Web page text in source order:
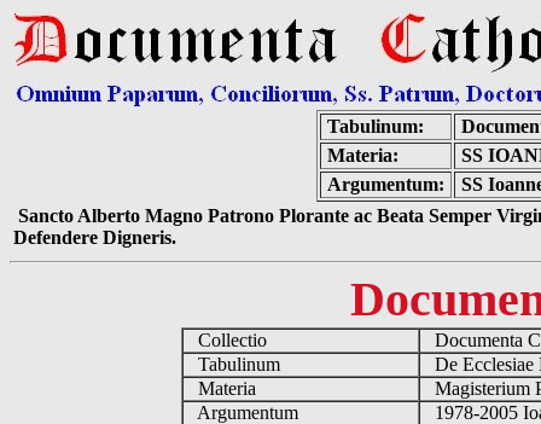
Tabulinum:
Materia:
SS
Argumentum:
SS
Sancto Alberto Magno Patrono Plorante ac Beata Semper
Defendere Digneris.
Collectio
Documenta
Tabulinum
De
Materia
Magisterium
Argumentum
1978-2005